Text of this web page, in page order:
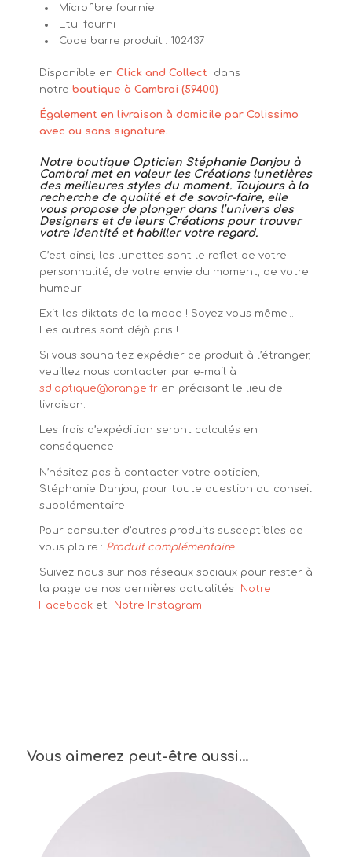
Microfibre fournie
Etui fourni
Code barre produit : 102437
Disponible en Click and Collect dans
notre boutique à Cambrai (59400)
Également en livraison à domicile par Colissimo
avec ou sans signature.
Notre boutique Opticien Stéphanie Danjou à
Cambrai met en valeur les Créations lunetières
des meilleures styles du moment. Toujours à la
recherche de qualité et de savoir-faire, elle
vous propose de plonger dans l’univers des
Designers et de leurs Créations pour trouver
votre identité et habiller votre regard.
C’est ainsi, les lunettes sont le reflet de votre
personnalité, de votre envie du moment, de votre
humeur !
Exit les diktats de la mode ! Soyez vous même…
Les autres sont déjà pris !
Si vous souhaitez expédier ce produit à l’étranger,
veuillez nous contacter par e-mail à
sd.optique@orange.fren précisant le lieu de
livraison.
Les frais d’expédition seront calculés en
conséquence.
N’hésitez pas à contacter votre opticien,
Stéphanie Danjou, pour toute question ou conseil
supplémentaire.
Pour consulter d’autres produits susceptibles de
vous plaire : Produit complémentaire
Suivez nous sur nos réseaux sociaux pour rester à
la page de nos dernières actualités
Notre
Facebooket Notre Instagram.
Vous aimerez peut-être aussi…